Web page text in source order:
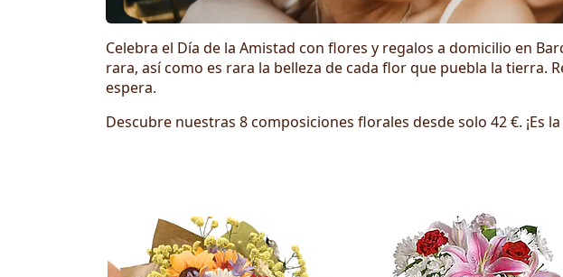
Celebra el Día de la Amistad con flores y regalos a domicilio en
rara, así como es rara la belleza de cada flor que puebla la tierra.
espera.
Descubre nuestras 8 composiciones florales desde solo 42 €. ¡Es
Día de la Amistad